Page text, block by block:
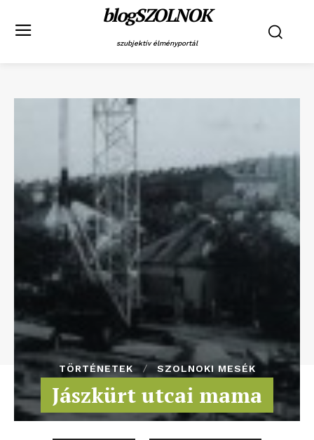
blogSZOLNOK
szubjektív élményportál
TÖRTÉNETEK SZOLNOKI MESÉK
Jászkürt utcai mama